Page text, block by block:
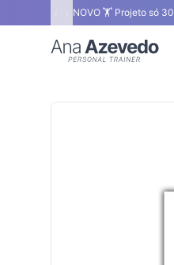
NOVO 🏋 Projeto só 30
Ana Azevedo